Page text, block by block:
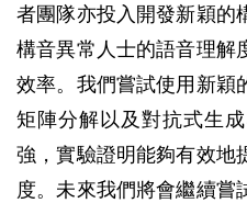
者團隊亦投入開發新穎的
構音異常人士的語音理解
效率。我們嘗試使用新穎
矩陣分解以及對抗式生
強，實驗證明能夠有效地
度。未來我們將會繼續嘗